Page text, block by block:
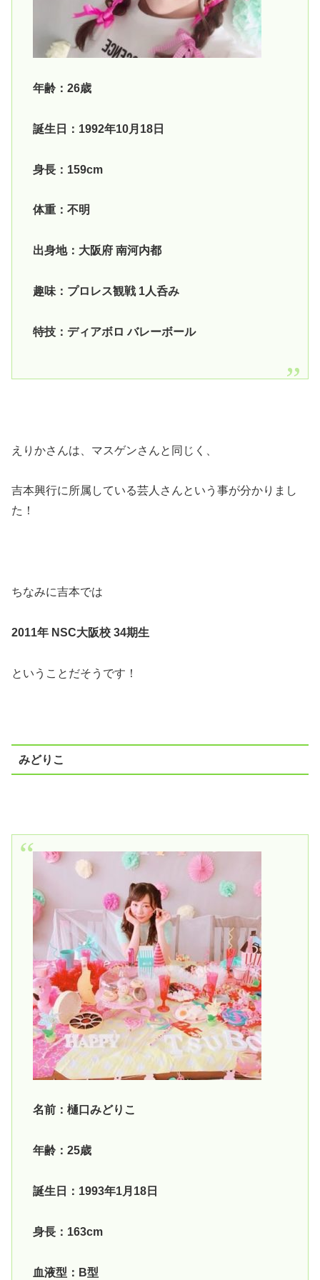
年齢：26歳
誕生日：1992年10月18日
身長：159cm
体重：不明
出身地：大阪府 南河内都
趣味：プロレス観戦 1人呑み
特技：ディアボロ バレーボール
えりかさんは、マスゲンさんと同じく、
吉本興行に所属している芸人さんという事が分かりまし
た！
ちなみに吉本では
2011年 NSC大阪校 34期生
ということだそうです！
みどりこ
名前：樋口みどりこ
年齢：25歳
誕生日：1993年1月18日
身長：163cm
血液型：B型